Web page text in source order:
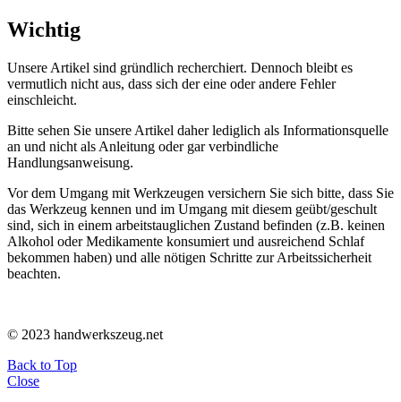
Wichtig
Unsere Artikel sind gründlich recherchiert. Dennoch bleibt es
vermutlich nicht aus, dass sich der eine oder andere Fehler
einschleicht.
Bitte sehen Sie unsere Artikel daher lediglich als Informationsquelle
an und nicht als Anleitung oder gar verbindliche
Handlungsanweisung.
Vor dem Umgang mit Werkzeugen versichern Sie sich bitte, dass Sie
das Werkzeug kennen und im Umgang mit diesem geübt/geschult
sind, sich in einem arbeitstauglichen Zustand befinden (z.B. keinen
Alkohol oder Medikamente konsumiert und ausreichend Schlaf
bekommen haben) und alle nötigen Schritte zur Arbeitssicherheit
beachten.
© 2023 handwerkszeug.net
Back to Top
Close